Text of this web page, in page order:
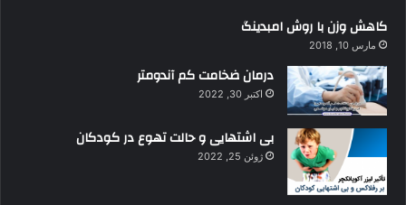
کاهش وزن با روش امبدینگ
مارس 10, 2018
درمان ضخامت کم آندومتر
اکتبر 30, 2022
بی اشتهایی و حالت تهوع در کودکان
ژوئن 25, 2022